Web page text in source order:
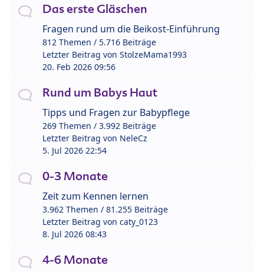
Das erste Gläschen
Fragen rund um die Beikost-Einführung
812 Themen / 5.716 Beiträge
Letzter Beitrag von StolzeMama1993
20. Feb 2026 09:56
Rund um Babys Haut
Tipps und Fragen zur Babypflege
269 Themen / 3.992 Beiträge
Letzter Beitrag von NeleCz
5. Jul 2026 22:54
0-3 Monate
Zeit zum Kennen lernen
3.962 Themen / 81.255 Beiträge
Letzter Beitrag von caty_0123
8. Jul 2026 08:43
4-6 Monate